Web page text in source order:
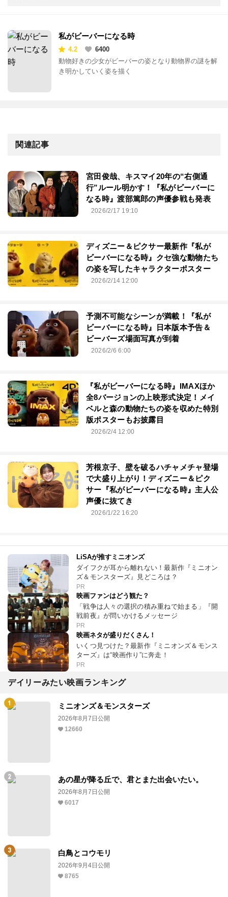
私がビーバーになる時
4.2
6400
動物好きの少女がビーバーの姿となり動物界の謎を解
き明かしていく姿を描く
関連記事
宮田俊哉、キスマイ20年の“右側通
行”ルール明かす！『私がビーバーに
なる時』渡部篤郎の声優参戦も発表
2026/2/17 19:10
ディズニー＆ピクサー最新作『私が
ビーバーになる時』クセ強な動物たち
の姿を写したキャラクターポスター
2026/2/14 12:00
予測不可能なシーンが満載！『私が
ビーバーになる時』日本版本予告＆
ビーバーズ場面写真が到着
2026/2/6 6:00
『私がビーバーになる時』IMAXほか
全8バージョンの上映形式決定！メイ
ベルと森の動物たちの姿を収めた特別
版ポスターもお披露目
2026/2/4 12:00
芳根京子、壁を破るハチャメチャ登場
で大盛り上がり！ディズニー＆ピク
サー『私がビーバーになる時』主人公
声優に抜てき
2026/1/22 16:20
LiSAが推すミニオンズ
ダイフクが耳から離れない！最新作『ミニオン
ズ＆モンスターズ』見どころは？
PR
映画ファンはどう観た？
「戦争は人々の選択の積み重ねで始まる」『開
戦前夜』が問いかけるメッセージ
PR
映画ネタが盛りだくさん！
いくつ見つけた？最新作『ミニオンズ＆モンス
ターズ』は“映画作り”に奔走！
PR
デイリーみたい映画ランキング
ミニオンズ＆モンスターズ
2026年8月7日公開
12660
あの星が降る丘で、君とまた出会いたい。
2026年8月7日公開
6017
白鳥とコウモリ
2026年9月4日公開
8765